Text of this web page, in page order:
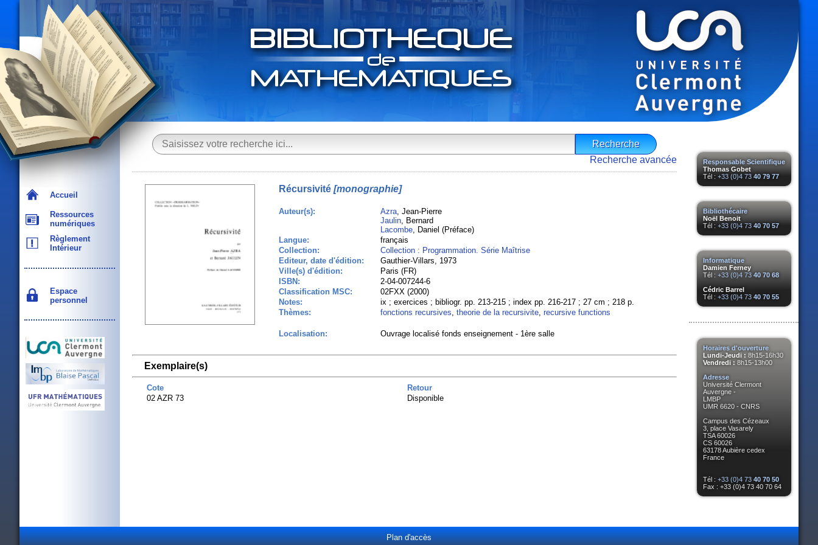
Accueil
Ressources
numériques
Règlement
Intérieur
Espace
personnel
Responsable Scientifique
Thomas Gobet
Tél : +33 (0)4 73 40 79 77
Bibliothécaire
Noël Benoit
Tél : +33 (0)4 73 40 70 57
Informatique
Damien Ferney
Tél : +33 (0)4 73 40 70 68
Cédric Barrel
Tél : +33 (0)4 73 40 70 55
Horaires d'ouverture
Lundi-Jeudi : 8h15-16h30
Vendredi : 8h15-13h00
Adresse
Université Clermont
Auvergne -
LMBP
UMR 6620 - CNRS
Campus des Cézeaux
3, place Vasarely
TSA 60026
CS 60026
63178 Aubière cedex
France
Tél : +33 (0)4 73 40 70 50
Fax : +33 (0)4 73 40 70 64
Recherche avancée
Récursivité[monographie]
Auteur(s): Azra, Jean-Pierre
Jaulin, Bernard
Lacombe, Daniel (Préface)
Langue:
français
Collection:
Collection : Programmation. Série Maîtrise
Editeur, date d'édition:
Gauthier-Villars, 1973
Ville(s) d'édition:
Paris (FR)
ISBN:
2-04-007244-6
Classification MSC:
02FXX (2000)
Notes:
ix ; exercices ; bibliogr. pp. 213-215 ; index pp. 216-217 ; 27 cm ; 218 p.
Thèmes:
fonctions recursives, theorie de la recursivite, recursive functions
Localisation: Ouvrage localisé fonds enseignement - 1ère salle
Exemplaire(s)
Cote
Retour
02 AZR 73
Disponible
Plan d'accès